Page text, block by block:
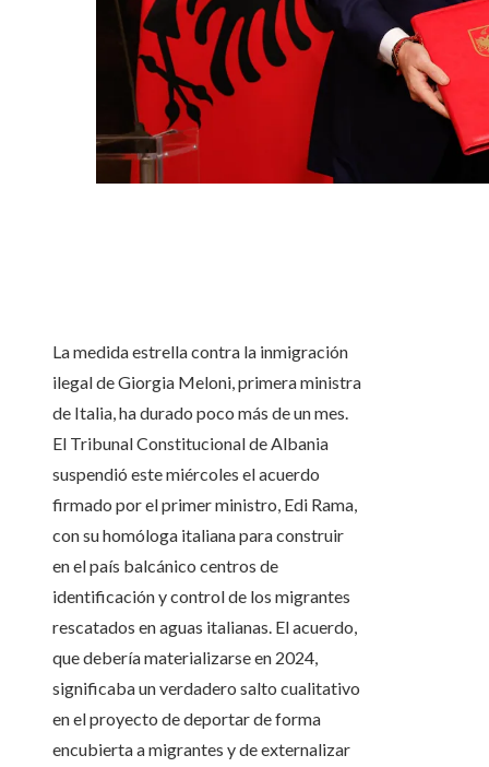
La medida estrella contra la inmigración
ilegal de Giorgia Meloni, primera ministra
de Italia, ha durado poco más de un mes.
El Tribunal Constitucional de Albania
suspendió este miércoles el acuerdo
firmado por el primer ministro, Edi Rama,
con su homóloga italiana para construir
en el país balcánico centros de
identificación y control de los migrantes
rescatados en aguas italianas. El acuerdo,
que debería materializarse en 2024,
significaba un verdadero salto cualitativo
en el proyecto de deportar de forma
encubierta a migrantes y de externalizar